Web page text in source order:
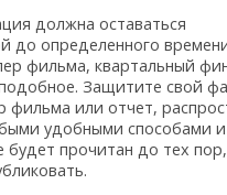
должна оставаться
до определенного
фильма, квартальный
Защитите свой
фильма или отчет,
удобными способами и
будет прочитан до тех